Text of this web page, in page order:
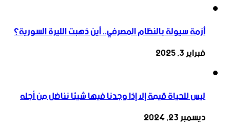
أزمة سيولة بالنظام المصرفي.. أين ذهبت الليرة السورية؟
فبراير 3, 2025
ليس للحياة قيمة إلا إذا وجدنا فيها شيئا نناضل من أجله
ديسمبر 23, 2024